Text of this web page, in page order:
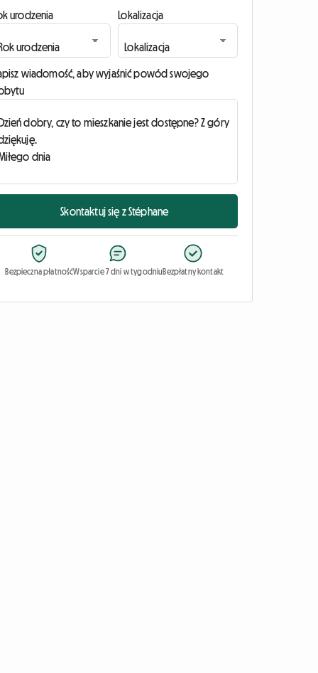
urodzenia Lokalizacja
wiadomość, aby wyjaśnić powód swojego
Skontaktuj się z Stéphane
Bezpieczna płatnośćWsparcie 7 dni w tygodniuBezpłatny kontakt